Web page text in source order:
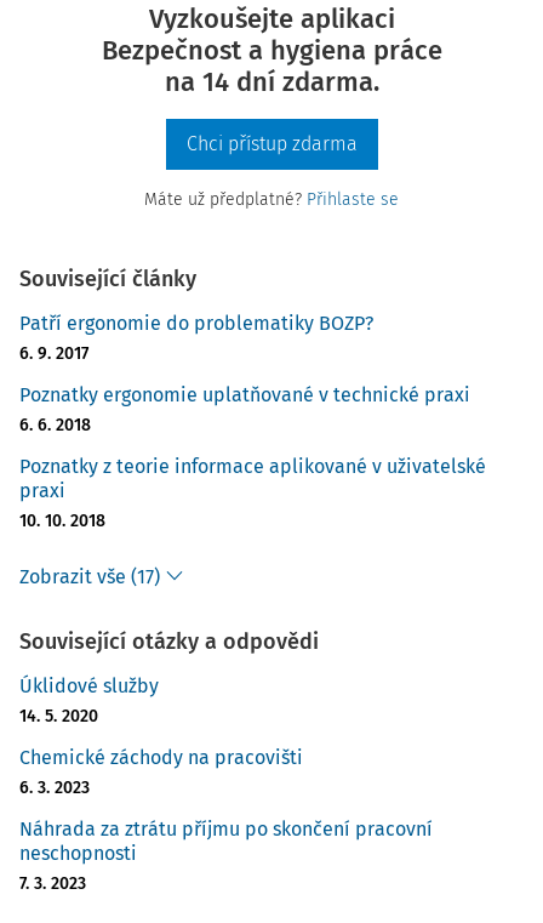
Vyzkoušejte aplikaci
Bezpečnost a hygiena práce
na 14 dní zdarma.
Chci přístup zdarma
Máte už předplatné? Přihlaste se
Související články
Patří ergonomie do problematiky BOZP?
6. 9. 2017
Poznatky ergonomie uplatňované v technické praxi
6. 6. 2018
Poznatky z teorie informace aplikované v uživatelské
praxi
10. 10. 2018
Zobrazit vše (17)
Související otázky a odpovědi
Úklidové služby
14. 5. 2020
Chemické záchody na pracovišti
6. 3. 2023
Náhrada za ztrátu příjmu po skončení pracovní
neschopnosti
7. 3. 2023